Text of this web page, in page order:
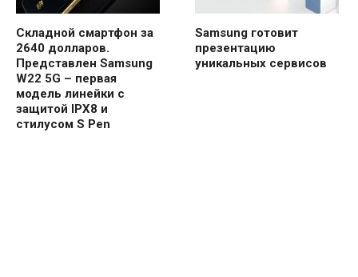
Складной смартфон за
2640 долларов.
Представлен Samsung
W22 5G – первая
модель линейки с
защитой IPX8 и
стилусом S Pen
Samsung готовит
презентацию
уникальных сервисов